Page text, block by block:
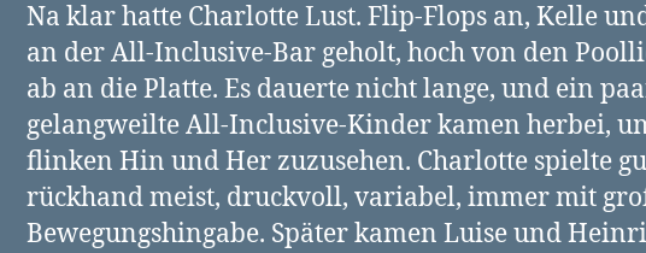
Na klar hatte Charlotte Lust. Flip-Flops an, Kelle
an der All-Inclusive-Bar geholt, hoch von den
ab an die Platte. Es dauerte nicht lange, und ein
gelangweilte All-Inclusive-Kinder kamen herbei,
flinken Hin und Her zuzusehen. Charlotte spielte
rückhand meist, druckvoll, variabel, immer mit
Bewegungshingabe. Später kamen Luise und